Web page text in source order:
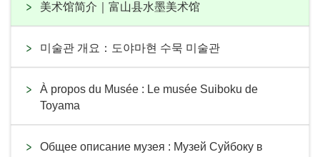
美术馆简介｜富山县水墨美术馆
미술관 개요：도야마현 수묵 미술관
À propos du Musée : Le musée Suiboku de
Toyama
Общее описание музея : Музей Суйбоку в